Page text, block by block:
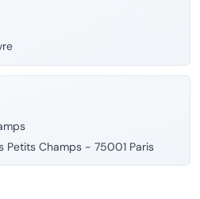
Petits Champs - 75001 Paris